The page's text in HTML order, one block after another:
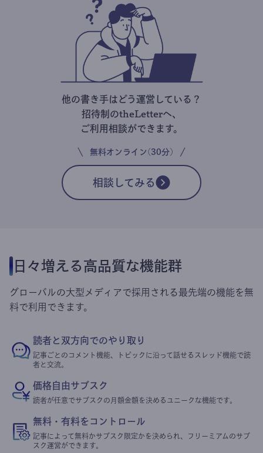
他の書き手はどう運営している？
招待制のtheLetterへ、
ご利用相談ができます。
無料オンライン(30分)
相談してみる
日々増える高品質な機能群
グローバルの大型メディアで採用される最先端の機能を無
料で利用できます。
読者と双方向でのやり取り
記事ごとのコメント機能、トピックに沿って話せるスレッド機能で読
者と交流。
価格自由サブスク
読者が任意でサブスクの月額金額を決めるユニークな機能です。
無料・有料をコントロール
記事によって無料かサブスク限定かを決められ、フリーミアムのサブ
スク運営ができます。